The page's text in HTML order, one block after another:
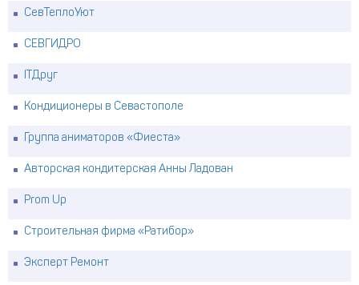
СевТеплоУют
СЕВГИДРО
ITДруг
Кондиционеры в Севастополе
Группа аниматоров «Фиеста»
Авторская кондитерская Анны Ладован
Prom Up
Строительная фирма «Ратибор»
Эксперт Ремонт